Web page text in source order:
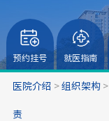
预约挂号 就医指南
医院介绍 > 组织架构>
责